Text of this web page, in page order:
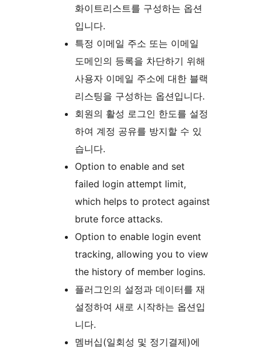
화이트리스트를 구성하는 옵션
입니다.
특정 이메일 주소 또는 이메일
도메인의 등록을 차단하기 위해
사용자 이메일 주소에 대한 블랙
리스팅을 구성하는 옵션입니다.
회원의 활성 로그인 한도를 설정
하여 계정 공유를 방지할 수 있
습니다.
Option to enable and set
failed login attempt limit,
which helps to protect against
brute force attacks.
Option to enable login event
tracking, allowing you to view
the history of member logins.
플러그인의 설정과 데이터를 재
설정하여 새로 시작하는 옵션입
니다.
멤버십(일회성 및 정기결제)에